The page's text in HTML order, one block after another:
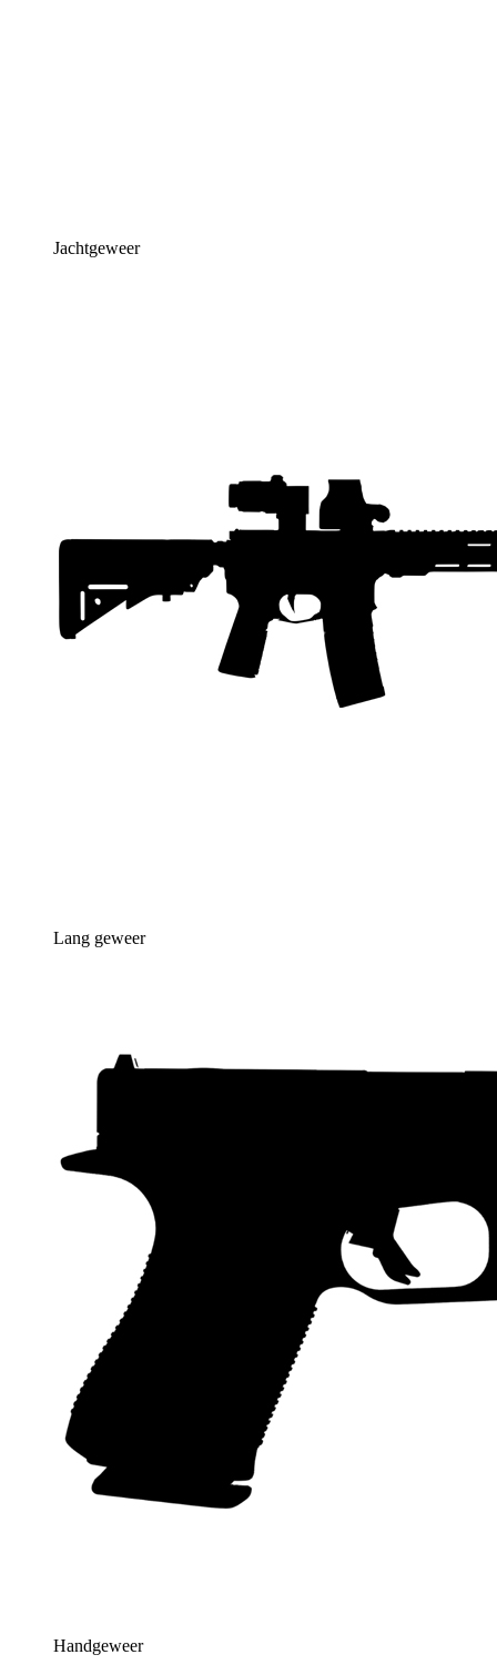
Jachtgeweer
Lang geweer
Handgeweer